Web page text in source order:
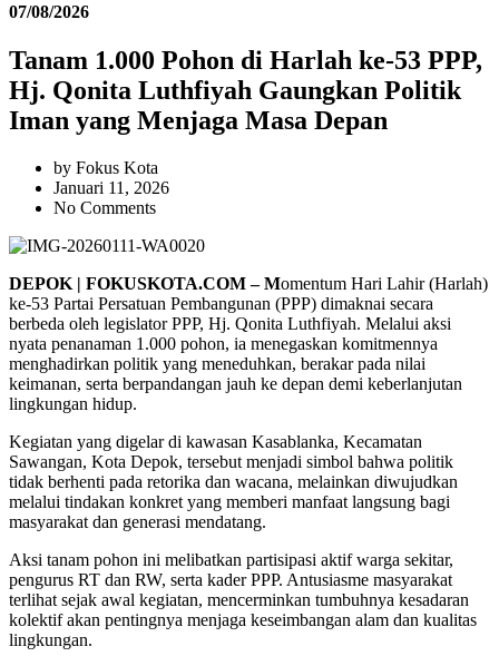
07/08/2026
Tanam 1.000 Pohon di Harlah ke-53 PPP,
Hj. Qonita Luthfiyah Gaungkan Politik
Iman yang Menjaga Masa Depan
by Fokus Kota
Januari 11, 2026
No Comments
DEPOK | FOKUSKOTA.COM – Momentum Hari Lahir (Harlah)
ke-53 Partai Persatuan Pembangunan (PPP) dimaknai secara
berbeda oleh legislator PPP, Hj. Qonita Luthfiyah. Melalui aksi
nyata penanaman 1.000 pohon, ia menegaskan komitmennya
menghadirkan politik yang meneduhkan, berakar pada nilai
keimanan, serta berpandangan jauh ke depan demi keberlanjutan
lingkungan hidup.
Kegiatan yang digelar di kawasan Kasablanka, Kecamatan
Sawangan, Kota Depok, tersebut menjadi simbol bahwa politik
tidak berhenti pada retorika dan wacana, melainkan diwujudkan
melalui tindakan konkret yang memberi manfaat langsung bagi
masyarakat dan generasi mendatang.
Aksi tanam pohon ini melibatkan partisipasi aktif warga sekitar,
pengurus RT dan RW, serta kader PPP. Antusiasme masyarakat
terlihat sejak awal kegiatan, mencerminkan tumbuhnya kesadaran
kolektif akan pentingnya menjaga keseimbangan alam dan kualitas
lingkungan.